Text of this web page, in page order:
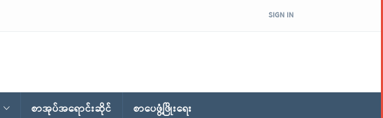
SIGN IN
စာအုပ်အရောင်းဆိုင် စာပေဖွံ့ဖြိုးရေး